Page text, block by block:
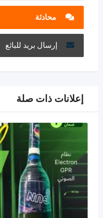
محادثة
إرسال بريد للبائع
إعلانات ذات صلة